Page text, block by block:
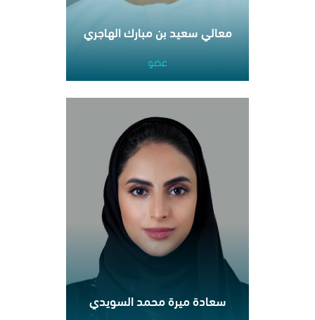
معالي سعيد بن مبارك الهاجري
عضو
سعادة ميرة محمد السويدي